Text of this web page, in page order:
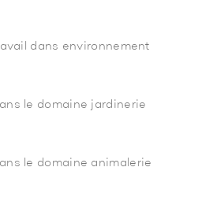
dans environnement
le domaine jardinerie
le domaine animalerie